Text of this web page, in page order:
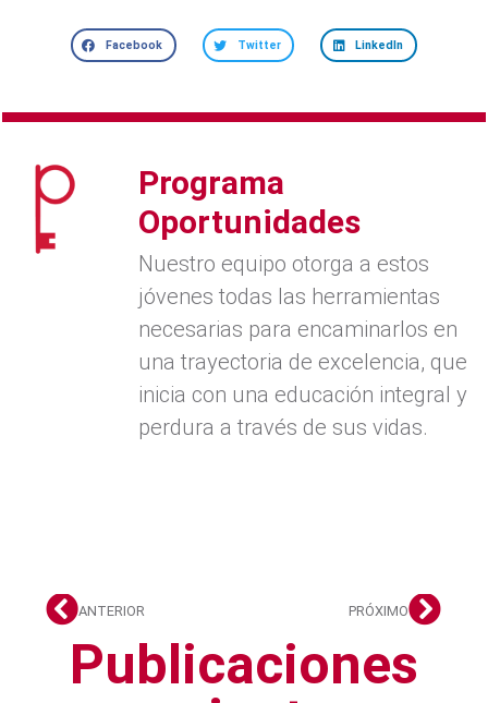
Facebook Twitter LinkedIn
Programa
Oportunidades
Nuestro equipo otorga a estos
jóvenes todas las herramientas
necesarias para encaminarlos en
una trayectoria de excelencia, que
inicia con una educación integral y
perdura a través de sus vidas.
ANTERIOR PRÓXIMO
Publicaciones